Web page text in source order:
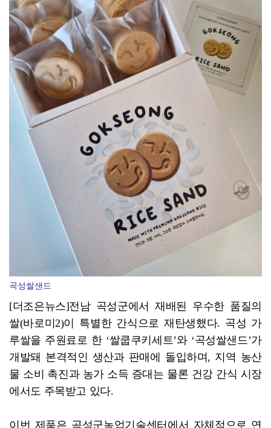
곡성쌀샌드
[더조은뉴스]전남 곡성군에서 재배된 우수한 품질의
쌀(바로미2)이 특별한 간식으로 재탄생했다. 곡성 가
루쌀을 주원료로 한 ‘쌀쿱쿠키세트’와 ‘곡성쌀샌드’가
개발돼 본격적인 생산과 판매에 돌입하며, 지역 농산
물 소비 촉진과 농가 소득 증대는 물론 건강 간식 시장
에서도 주목받고 있다.
이번 제품은 곡성군농업기술센터에서 자체적으로 연